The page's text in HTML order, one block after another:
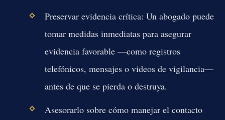
Preservar evidencia crítica: Un abogado puede
tomar medidas inmediatas para asegurar
evidencia favorable —como registros
telefónicos, mensajes o videos de vigilancia—
antes de que se pierda o destruya.
Asesorarlo sobre cómo manejar el contacto